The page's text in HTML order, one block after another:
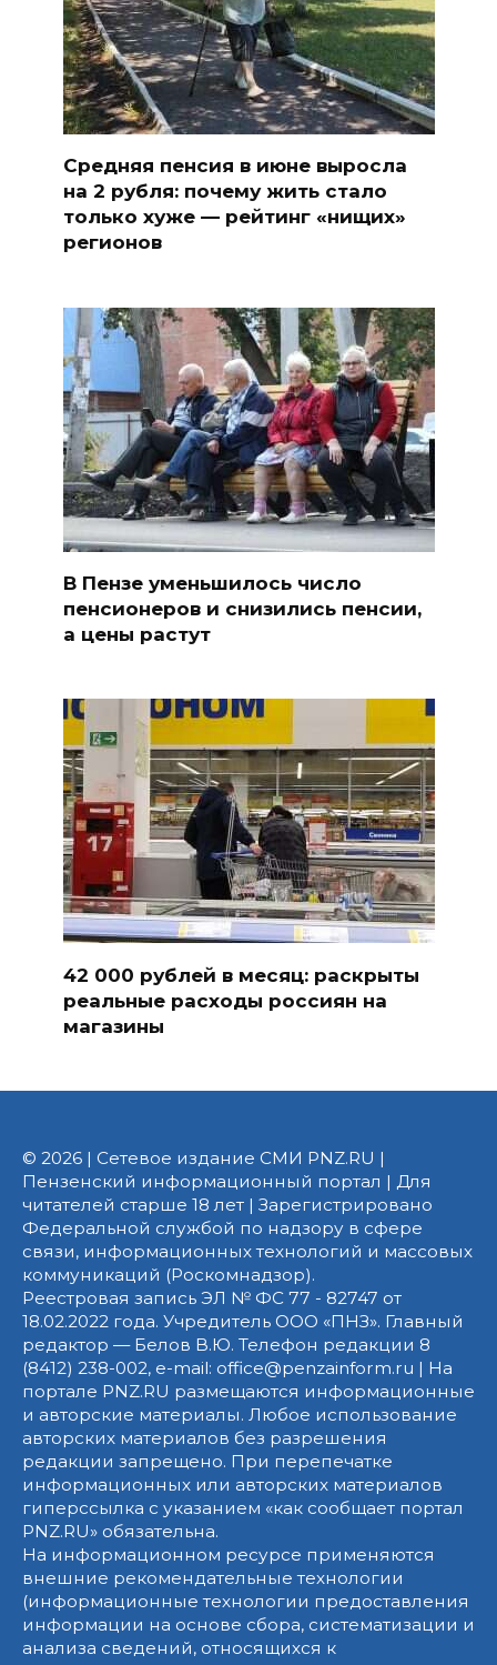
Средняя пенсия в июне выросла
на 2 рубля: почему жить стало
только хуже — рейтинг «нищих»
регионов
В Пензе уменьшилось число
пенсионеров и снизились пенсии,
а цены растут
42 000 рублей в месяц: раскрыты
реальные расходы россиян на
магазины
© 2026 | Сетевое издание СМИ PNZ.RU |
Пензенский информационный портал | Для
читателей старше 18 лет | Зарегистрировано
Федеральной службой по надзору в сфере
связи, информационных технологий и массовых
коммуникаций (Роскомнадзор).
Реестровая запись ЭЛ № ФС 77 - 82747 от
18.02.2022 года. Учредитель ООО «ПНЗ». Главный
редактор — Белов В.Ю. Телефон редакции 8
(8412) 238-002, e-mail: office@penzainform.ru | На
портале PNZ.RU размещаются информационные
и авторские материалы. Любое использование
авторских материалов без разрешения
редакции запрещено. При перепечатке
информационных или авторских материалов
гиперссылка с указанием «как сообщает портал
PNZ.RU» обязательна.
На информационном ресурсе применяются
внешние рекомендательные технологии
(информационные технологии предоставления
информации на основе сбора, систематизации и
анализа сведений, относящихся к